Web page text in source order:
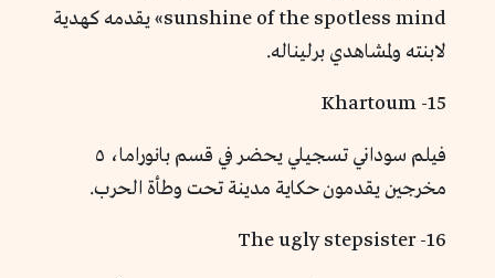
sunshine of the spotless mind» يقدمه كهدية
لابنته ولمشاهدي برليناله.
15- Khartoum
فيلم سوداني تسجيلي يحضر في قسم بانوراما، ٥
مخرجين يقدمون حكاية مدينة تحت وطأة الحرب.
16- The ugly stepsister